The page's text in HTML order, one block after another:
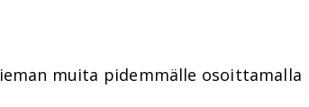
muita pidemmälle osoittamalla